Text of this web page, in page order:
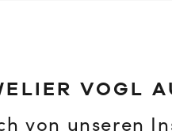
VOGL
von unseren